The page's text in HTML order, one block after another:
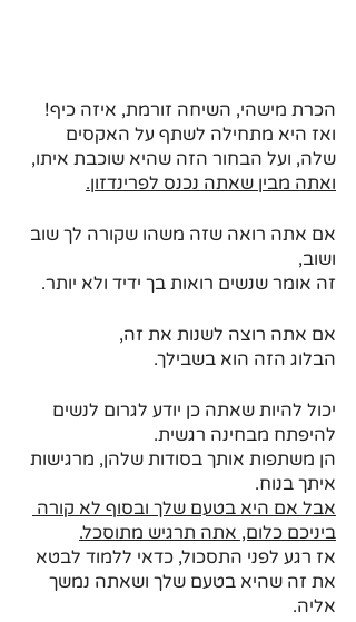
הכרת מישהי, השיחה זורמת, איזה כיף!
ואז היא מתחילה לשתף על האקסים
שלה, ועל הבחור הזה שהיא שוכבת איתו,
ואתה מבין שאתה נכנס לפרינדזון.
אם אתה רואה שזה משהו שקורה לך שוב
ושוב,
זה אומר שנשים רואות בך ידיד ולא יותר.
אם אתה רוצה לשנות את זה,
הבלוג הזה הוא בשבילך.
יכול להיות שאתה כן יודע לגרום לנשים
להיפתח מבחינה רגשית.
הן משתפות אותך בסודות שלהן, מרגישות
איתך בנוח.
אבל אם היא בטעם שלך ובסוף לא קורה
ביניכם כלום, אתה תרגיש מתוסכל.
אז רגע לפני התסכול, כדאי ללמוד לבטא
את זה שהיא בטעם שלך ושאתה נמשך
אליה.